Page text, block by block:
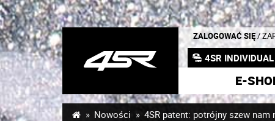
ZALOGOWAĆ SIĘ /
4SR INDIVIDUAL
E-
Nowości 4SR patent: potrójny szew nam